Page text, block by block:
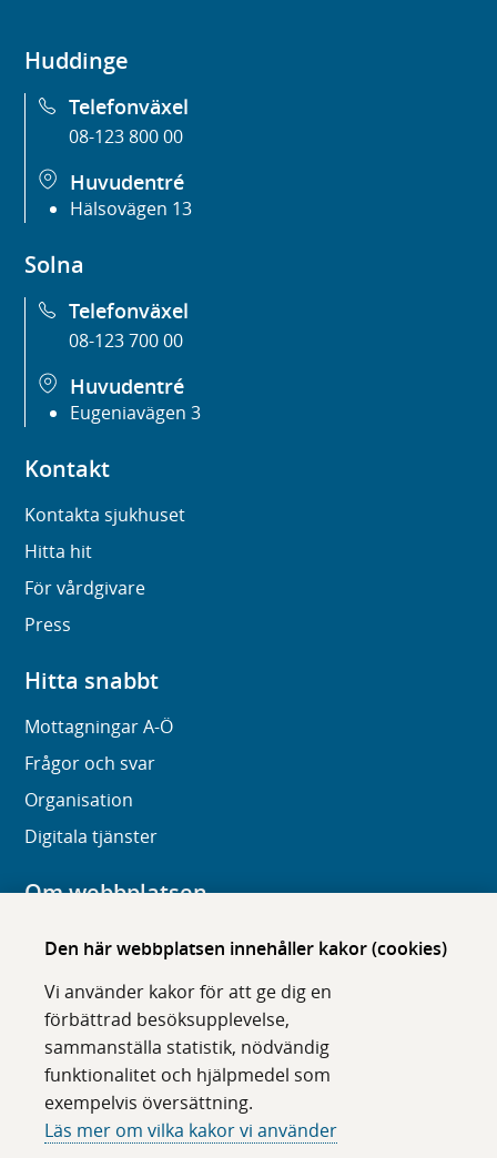
Den här webbplatsen innehåller kakor (cookies)
Vi använder kakor för att ge dig en
förbättrad besöksupplevelse,
sammanställa statistik, nödvändig
funktionalitet och hjälpmedel som
exempelvis översättning.
Läs mer om vilka kakor vi använder
Huddinge
Telefonväxel
08-123 800 00
Huvudentré
Hälsovägen 13
Solna
Telefonväxel
08-123 700 00
Huvudentré
Eugeniavägen 3
Kontakt
Kontakta sjukhuset
Hitta hit
För vårdgivare
Press
Hitta snabbt
Mottagningar A-Ö
Frågor och svar
Organisation
Digitala tjänster
Om webbplatsen
Om karolinska.se
Tillgänglighet
Om cookies
Följ oss i sociala medier